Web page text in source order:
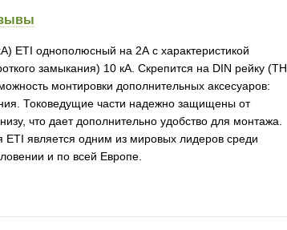
ETI однополюсный на 2А с характеристикой
замыкания) 10 кА. Скрепится на DIN рейку (ТН
монтировки дополнительных аксесуаров:
Токоведущие части надежно защищены от
что дает дополнительно удобство для монтажа.
является одним из мировых лидеров среди
и по всей Европе.